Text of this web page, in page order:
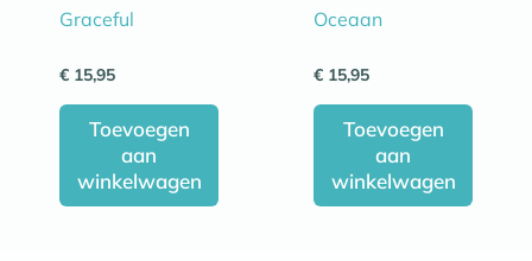
Graceful
€ 15,95
Toevoegen
aan
winkelwagen
Oceaan
€ 15,95
Toevoegen
aan
winkelwagen